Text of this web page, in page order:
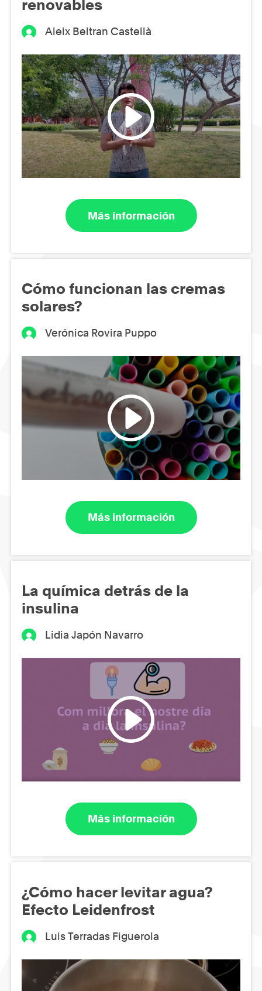
renovables
Aleix Beltran Castellà
Más información
Cómo funcionan las cremas
solares?
Verónica Rovira Puppo
Más información
La química detrás de la
insulina
Lidia Japón Navarro
Más información
¿Cómo hacer levitar agua?
Efecto Leidenfrost
Luis Terradas Figuerola